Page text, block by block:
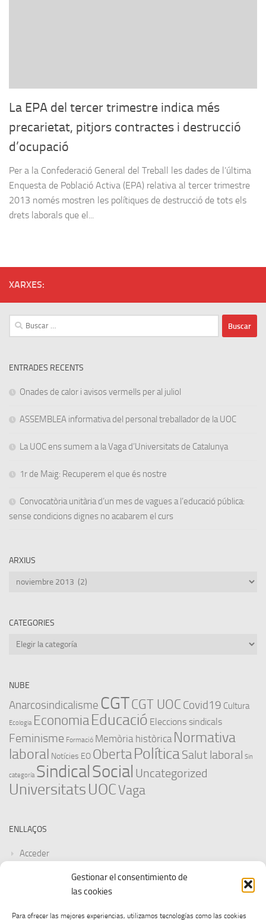
Gestionar el consentimiento de
las cookies
Para ofrecer las mejores experiencias, utilizamos tecnologías como las cookies
La EPA del tercer trimestre indica més
precarietat, pitjors contractes i destrucció
d’ocupació
Per a la Confederació General del Treball les dades de l’última
Enquesta de Població Activa (EPA) relativa al tercer trimestre
2013 només mostren les polítiques de destrucció de tots els
drets laborals que el...
XARXES:
Buscar:
ENTRADES RECENTS
Onades de calor i avisos vermells per al juliol
ASSEMBLEA informativa del personal treballador de la UOC
La UOC ens sumem a la Vaga d’Universitats de Catalunya
1r de Maig: Recuperem el que és nostre
Convocatòria unitària d’un mes de vagues a l’educació pública:
sense condicions dignes no acabarem el curs
ARXIUS
Arxius
CATEGORIES
Categories
NUBE
Anarcosindicalisme CGTCGT UOC Covid19 Cultura
Ecologia EconomiaEducació Eleccions sindicals
Feminisme Formació Memòria històrica Normativa
laboral Notícies EO ObertaPolíticaSalut laboral Sin
categoría SindicalSocial Uncategorized
UniversitatsUOCVaga
ENLLAÇOS
Acceder
Feed de entradas